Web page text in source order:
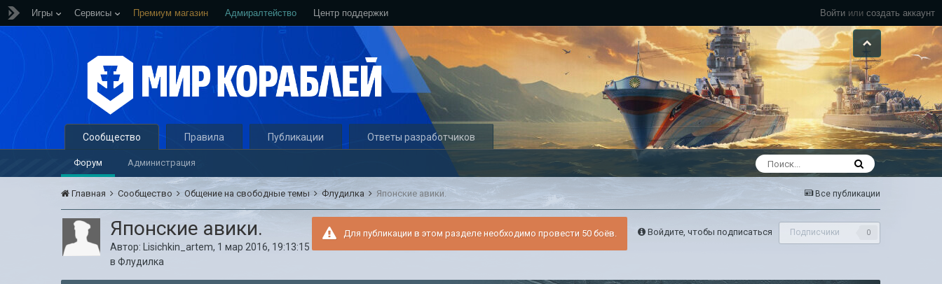
Войти или создать аккаунт
Игры Сервисы Премиум магазин Адмиралтейство Центр поддержки
Сообщество
Форум Администрация
Правила Публикации Ответы разработчиков
Все публикации
Главная Сообщество Общение на свободные темы Флудилка Японские авики.
Войдите, чтобы подписаться Подписчики 0
Для публикации в этом разделе необходимо провести 50 боёв.
Японские авики.
Автор: Lisichkin_artem, 1 мар 2016, 19:13:15
вФлудилка